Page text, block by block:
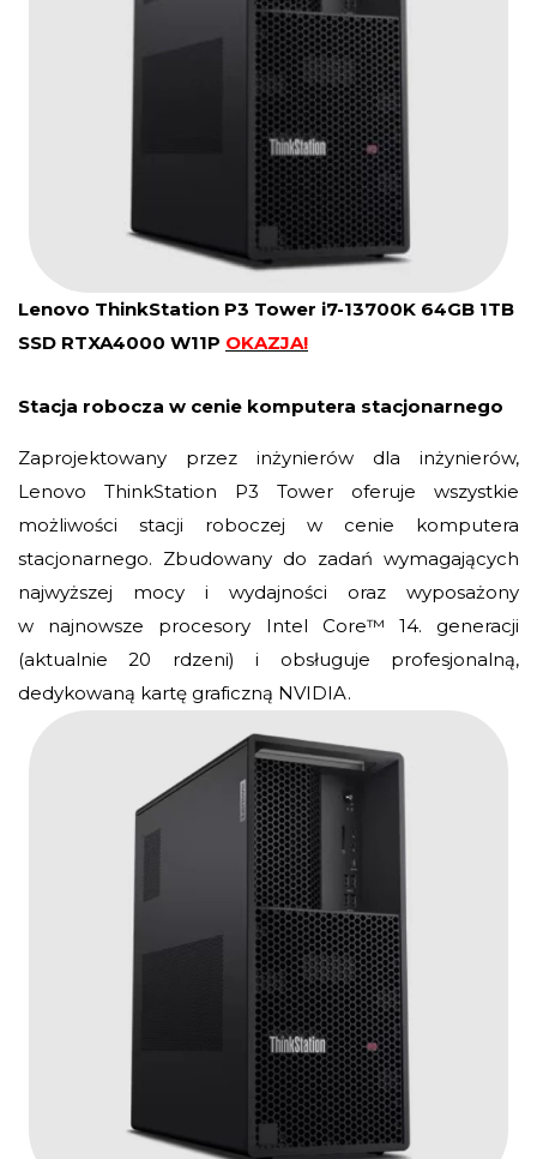
Lenovo ThinkStation P3 Tower i7-13700K 64GB 1TB
SSD RTXA4000 W11P OKAZJA!
Stacja robocza w cenie komputera stacjonarnego
Zaprojektowany przez inżynierów dla inżynierów,
Lenovo ThinkStation P3 Tower oferuje wszystkie
możliwości stacji roboczej w cenie komputera
stacjonarnego. Zbudowany do zadań wymagających
najwyższej mocy i wydajności oraz wyposażony
w najnowsze procesory Intel Core™ 14. generacji
(aktualnie 20 rdzeni) i obsługuje profesjonalną,
dedykowaną kartę graficzną NVIDIA.